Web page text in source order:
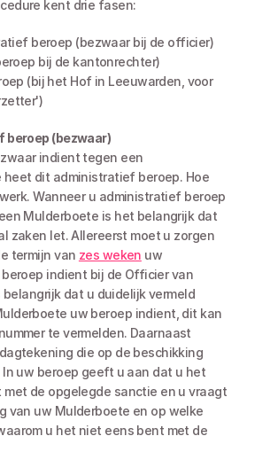
kent drie fasen:
beroep (bezwaar bij de officier)
(beroep bij de kantonrechter)
(bezwaar)
heet dit administratief beroep. Hoe
Wanneer u administratief beroep
Mulderboete is het belangrijk dat
zaken let. Allereerst moet u zorgen
termijn van zes weken uw
indient bij de Officier van
dat u duidelijk vermeld
uw beroep indient, dit kan
te vermelden. Daarnaast
die op de beschikking
uw beroep geeft u aan dat u het
met de opgelegde sanctie en u vraagt
van uw Mulderboete en op welke
u het niet eens bent met de